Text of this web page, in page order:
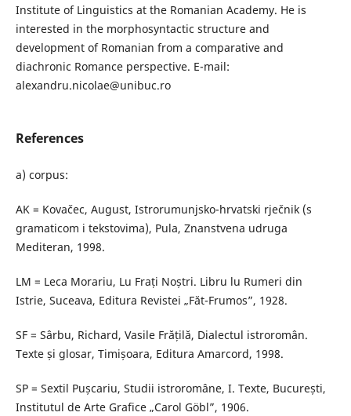
Institute of Linguistics at the Romanian Academy. He is
interested in the morphosyntactic structure and
development of Romanian from a comparative and
diachronic Romance perspective. E-mail:
alexandru.nicolae@unibuc.ro
References
a) corpus:
AK = Kovačec, August, Istrorumunjsko-hrvatski rječnik (s
gramaticom i tekstovima), Pula, Znanstvena udruga
Mediteran, 1998.
LM = Leca Morariu, Lu Frați Noștri. Libru lu Rumeri din
Istrie, Suceava, Editura Revistei „Făt-Frumos”, 1928.
SF = Sârbu, Richard, Vasile Frățilă, Dialectul istroromân.
Texte și glosar, Timișoara, Editura Amarcord, 1998.
SP = Sextil Pușcariu, Studii istroromâne, I. Texte, București,
Institutul de Arte Grafice „Carol Göbl”, 1906.